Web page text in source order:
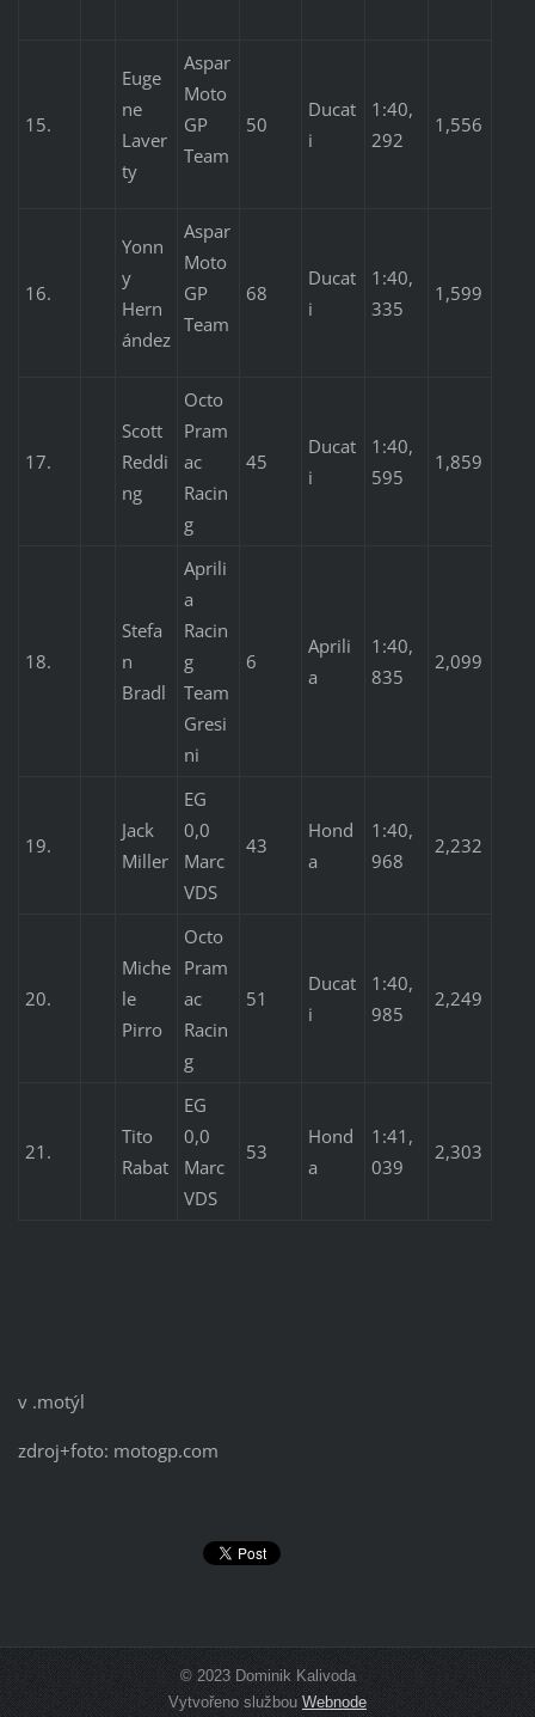
15.
Euge
ne
Laver
ty
Aspar
Moto
GP
Team
50
Ducat
i
1:40,
292
1,556
16.
Yonn
y
Hern
ández
Aspar
Moto
GP
Team
68
Ducat
i
1:40,
335
1,599
17.
Scott
Reddi
ng
Octo
Pram
ac
Racin
g
45
Ducat
i
1:40,
595
1,859
18.
Stefa
n
Bradl
Aprili
a
Racin
g
Team
Gresi
ni
6
Aprili
a
1:40,
835
2,099
19.
Jack
Miller
EG
0,0
Marc
VDS
43
Hond
a
1:40,
968
2,232
20.
Miche
le
Pirro
Octo
Pram
ac
Racin
g
51
Ducat
i
1:40,
985
2,249
21.
Tito
Rabat
EG
0,0
Marc
VDS
53
Hond
a
1:41,
039
2,303
v .motýl
zdroj+foto: motogp.com
© 2023 Dominik Kalivoda
Vytvořeno službouWebnode